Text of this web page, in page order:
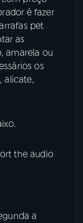
é fazer
pet
as
amarela ou
os
alicate,
the audio
a